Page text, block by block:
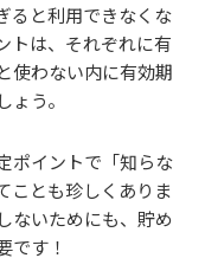
ると利用できなくな
トは、それぞれに有
使わない内に有効期
う。
ポイントで「知らな
ことも珍しくありま
ないためにも、貯め
です！